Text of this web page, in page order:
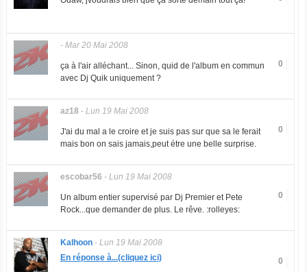
- Mar 20 Mai 2008
0
ça à l'air alléchant... Sinon, quid de l'album en commun
avec Dj Quik uniquement ?
az18 - Lun 19 Mai 2008
0
J'ai du mal a le croire et je suis pas sur que sa le ferait
mais bon on sais jamais,peut étre une belle surprise.
escobar56 - Lun 19 Mai 2008
0
Un album entier supervisé par Dj Premier et Pete
Rock...que demander de plus. Le rêve. :rolleyes:
Kalhoon- Lun 19 Mai 2008
0
En réponse à...(cliquez ici)